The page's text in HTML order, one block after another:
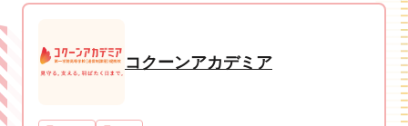
コクーンアカデミア